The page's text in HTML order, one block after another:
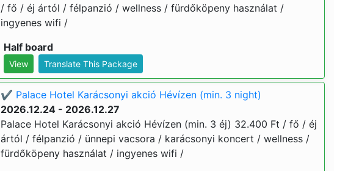
/ fő / éj ártól / félpanzió / wellness / fürdőköpeny használat /
ingyenes wifi /
Half board
View Translate This Package
✔️ Palace Hotel Karácsonyi akció Hévízen (min. 3 night)
2026.12.24 - 2026.12.27
Palace Hotel Karácsonyi akció Hévízen (min. 3 éj) 32.400 Ft / fő / éj
ártól / félpanzió / ünnepi vacsora / karácsonyi koncert / wellness /
fürdőköpeny használat / ingyenes wifi /